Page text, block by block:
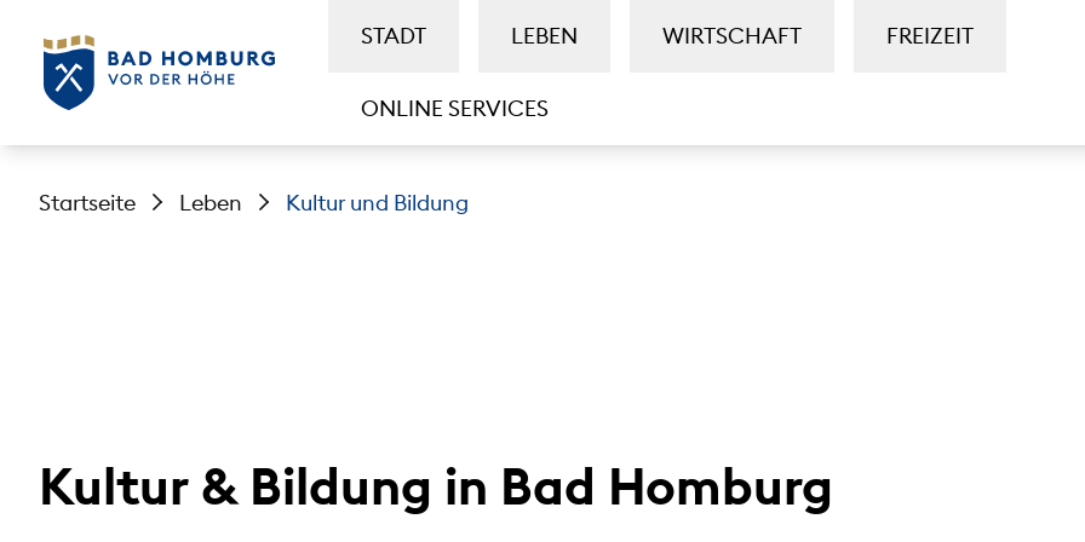
STADT LEBEN WIRTSCHAFT FREIZEIT
ONLINE SERVICES
Startseite Leben Kultur und Bildung
Kultur & Bildung in Bad Homburg